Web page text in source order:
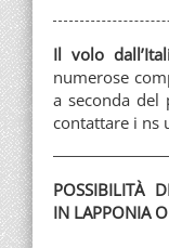
Il volo
numerose
a seconda del
contattare i ns
POSSIBILITÀ
IN LAPPONIA